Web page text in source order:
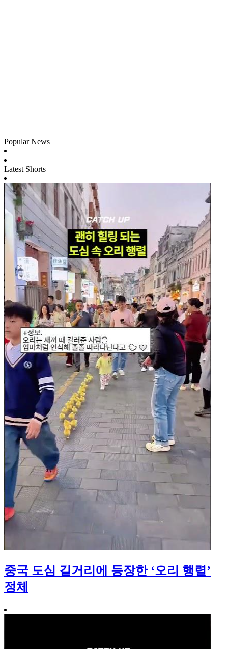
Popular News
Latest Shorts
중국 도심 길거리에 등장한 ‘오리 행렬’
정체